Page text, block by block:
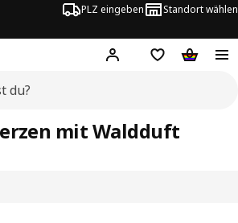
PLZ eingeben Standort wählen
Hej! Logge dich ein
Einkaufsliste
mit Waldduft